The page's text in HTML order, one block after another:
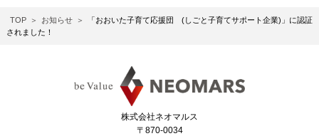
TOP お知らせ
「おおいた子育て応援団 (しごと子育てサポート企業)」に認証
されました！
株式会社ネオマルス
〒870-0034